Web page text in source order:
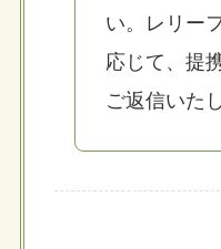
い。レリー
応じて、提
ご返信いた